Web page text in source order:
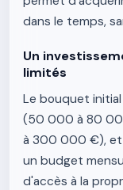
dans le temps,
Un
limités
Le bouquet
(50 000 à 80
à 300 000 €), et
un budget
d'accès à la